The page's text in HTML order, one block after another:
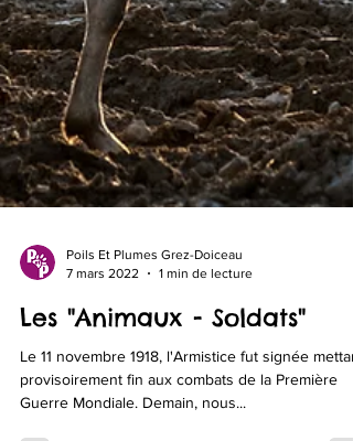
Les "Animaux - Soldats"
Le 11 novembre 1918, l'Armistice fut signée
provisoirement fin aux combats de la Première